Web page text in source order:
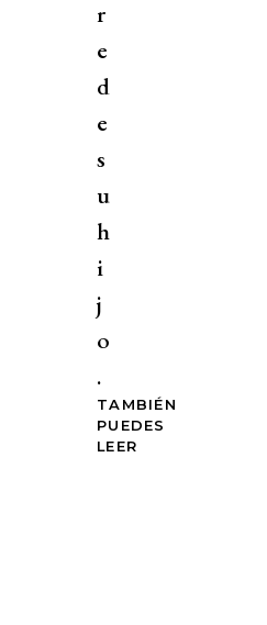
r
e
d
e
s
u
h
i
j
o
.
TAMBIÉN
PUEDES
LEER